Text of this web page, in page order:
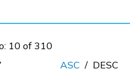
10 of 310
ASC / DESC